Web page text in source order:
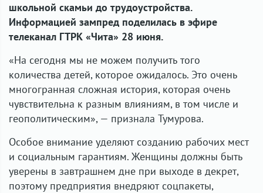
школьной скамьи до трудоустройства.
Информацией зампред поделилась в эфире
телеканал ГТРК «Чита» 28 июня.
«На сегодня мы не можем получить того
количества детей, которое ожидалось. Это очень
многогранная сложная история, которая очень
чувствительна к разным влияниям, в том числе и
геополитическим», — признала Тумурова.
Особое внимание уделяют созданию рабочих мест
и социальным гарантиям. Женщины должны быть
уверены в завтрашнем дне при выходе в декрет,
поэтому предприятия внедряют соцпакеты,